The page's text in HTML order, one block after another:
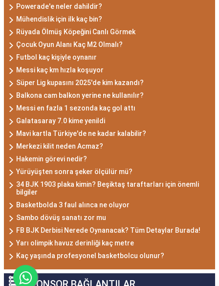
Powerade'e neler dahildir?
Mühendislik için ilk kaç bin?
Rüyada Ölmüş Köpeğini Canlı Görmek
Çocuk Oyun Alanı Kaç M2 Olmalı?
Futbol kaç kişiyle oynanır
Messi kaç km hızla koşuyor
Süper Lig kupasını 2025'de kim kazandı?
Balkona cam balkon yerine ne kullanılır?
Messi en fazla 1 sezonda kaç gol attı
Galatasaray 7.0 kime yenildi
Mavi kartla Türkiye'de ne kadar kalabilir?
Merkezi kilit neden Acmaz?
Hakemin görevi nedir?
Yürüyüşten sonra şeker ölçülür mü?
34 BJK 1903 plaka kimin? Beşiktaş taraftarları için önemli
bilgiler
Basketbolda 3 faul alınca ne oluyor
Sambo dövüş sanatı zor mu
FB BJK Derbisi Nerede Oynanacak? Tüm Detaylar Burada!
Yarı olimpik havuz derinliği kaç metre
Kaç yaşında profesyonel basketbolcu olunur?